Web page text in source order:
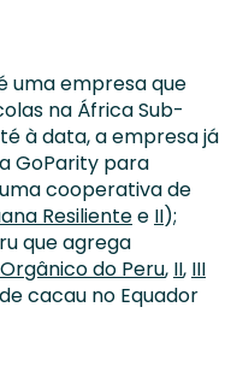
uma empresa que
na África Sub-
à data, a empresa já
GoParity para
cooperativa de
Resilientee II);
que agrega
do Peru, II, III
cacau no Equador